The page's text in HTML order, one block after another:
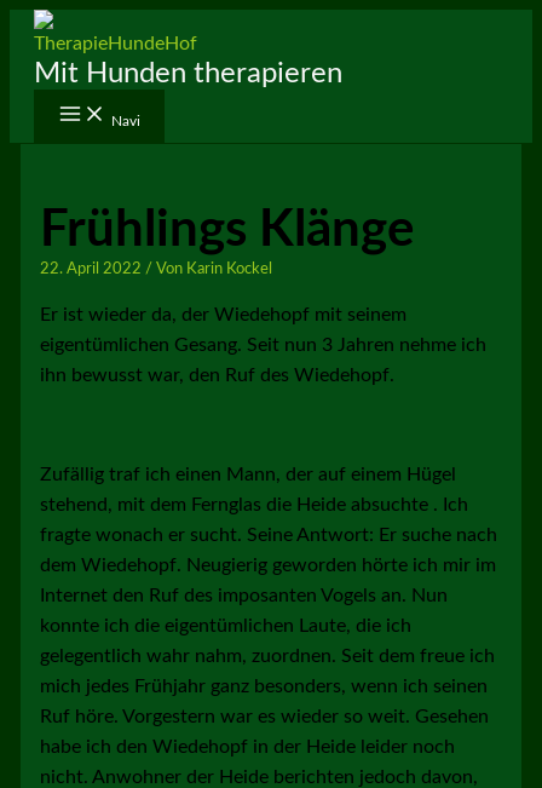
Zum
Inhalt
springen
Mit Hunden therapieren
Navi
Frühlings Klänge
22. April 2022 / Von Karin Kockel
Er ist wieder da, der Wiedehopf mit seinem
eigentümlichen Gesang. Seit nun 3 Jahren nehme ich
ihn bewusst war, den Ruf des Wiedehopf.
Zufällig traf ich einen Mann, der auf einem Hügel
stehend, mit dem Fernglas die Heide absuchte . Ich
fragte wonach er sucht. Seine Antwort: Er suche nach
dem Wiedehopf. Neugierig geworden hörte ich mir im
Internet den Ruf des imposanten Vogels an. Nun
konnte ich die eigentümlichen Laute, die ich
gelegentlich wahr nahm, zuordnen. Seit dem freue ich
mich jedes Frühjahr ganz besonders, wenn ich seinen
Ruf höre. Vorgestern war es wieder so weit. Gesehen
habe ich den Wiedehopf in der Heide leider noch
nicht. Anwohner der Heide berichten jedoch davon,